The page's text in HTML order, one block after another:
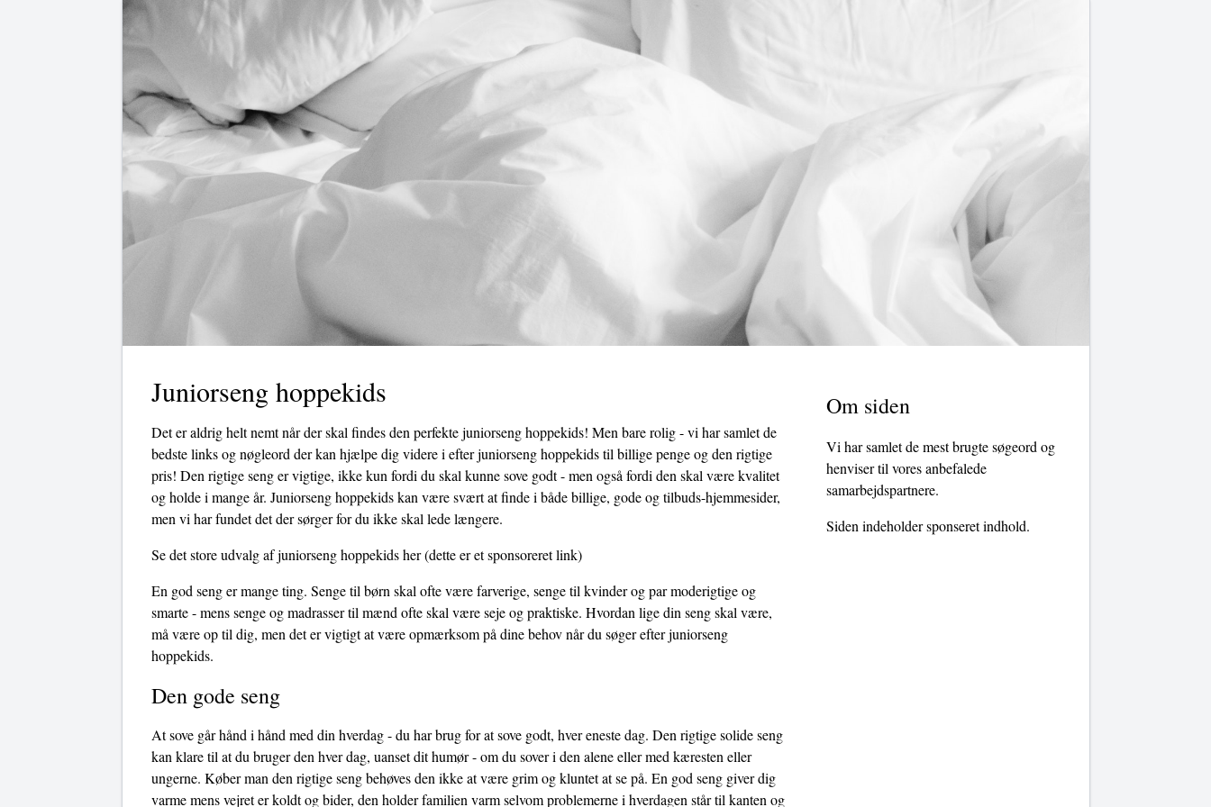
Juniorseng hoppekids
Det er aldrig helt nemt når der skal findes den perfekte juniorseng hoppekids! Men bare rolig - vi har samlet de
bedste links og nøgleord der kan hjælpe dig videre i efter juniorseng hoppekids til billige penge og den rigtige
pris! Den rigtige seng er vigtige, ikke kun fordi du skal kunne sove godt - men også fordi den skal være kvalitet
og holde i mange år. Juniorseng hoppekids kan være svært at finde i både billige, gode og tilbuds-hjemmesider,
men vi har fundet det der sørger for du ikke skal lede længere.
Se det store udvalg af juniorseng hoppekids her(dette er et sponsoreret link)
En god seng er mange ting. Senge til børn skal ofte være farverige, senge til kvinder og par moderigtige og
smarte - mens senge og madrasser til mænd ofte skal være seje og praktiske. Hvordan lige din seng skal være,
må være op til dig, men det er vigtigt at være opmærksom på dine behov når du søger efter juniorseng
hoppekids.
Den gode seng
At sove går hånd i hånd med din hverdag - du har brug for at sove godt, hver eneste dag. Den rigtige solide seng
kan klare til at du bruger den hver dag, uanset dit humør - om du sover i den alene eller med kæresten eller
ungerne. Køber man den rigtige seng behøves den ikke at være grim og kluntet at se på. En god seng giver dig
varme mens vejret er koldt og bider, den holder familien varm selvom problemerne i hverdagen står til kanten og
Om siden
Vi har samlet de mest brugte søgeord og
henviser til vores anbefalede
samarbejdspartnere.
Siden indeholder sponseret indhold.